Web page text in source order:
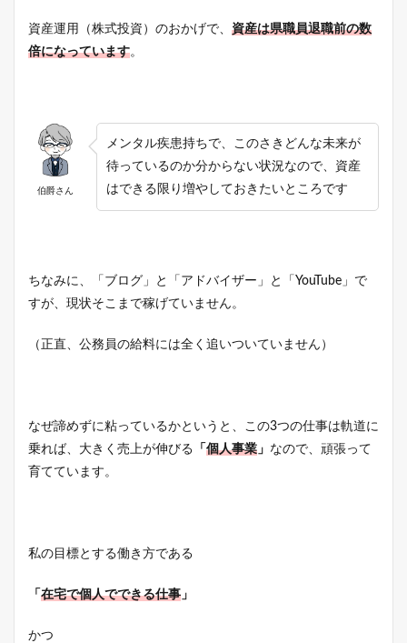
資産運用（株式投資）のおかげで、 資産は県職員退職前の数
倍になっています。
伯爵さん
メンタル疾患持ちで、このさきどんな未来が
待っているのか分からない状況なので、資産
はできる限り増やしておきたいところです
ちなみに、「ブログ」と「アドバイザー」と「YouTube」で
すが、現状そこまで稼げていません。
（正直、公務員の給料には全く追いついていません）
なぜ諦めずに粘っているかというと、この3つの仕事は軌道に
乗れば、大きく売上が伸びる 「 個人事業 」 なので、頑張って
育てています。
私の目標とする働き方である
「 在宅で個人でできる仕事 」
かつ